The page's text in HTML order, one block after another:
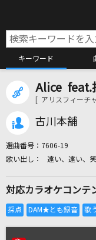
キーワード
Alice feat.
[ アリスフィーチ
古川本舗
選曲番号： 7606-19
遠い、遠い、
対応カラオケコンテ